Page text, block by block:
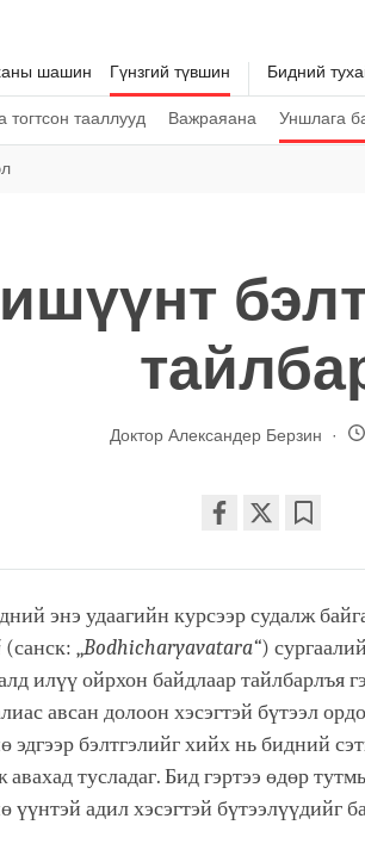
шашин Гүнзгий түвшин
тааллууд Важраяана Уншлага
Бидний
Доктор Александер Берзин
on
facebook
энэ удаагийн курсээр судалж
(санск: „Bodhicharyavatara“)
илүү ойрхон байдлаар тайлбарлъя
авсан долоон хэсэгтэй бүтээл
эдгээр бэлтгэлийг хийх нь бидний
авахад тусладаг. Бид гэртээ өдөр
үүнтэй адил хэсэгтэй бүтээлүүдийг